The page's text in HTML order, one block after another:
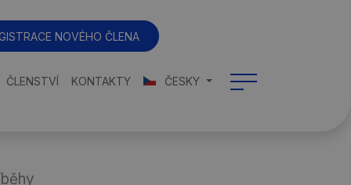
NOVÉHO ČLENA
ČLENSTVÍ KONTAKTY ČESKY